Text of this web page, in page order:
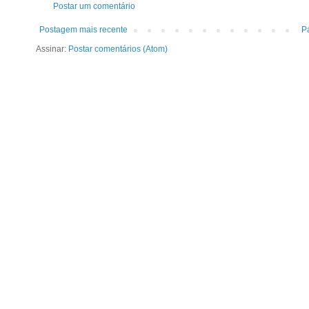
Postar um comentário
Postagem mais recente
Assinar: Postar comentários (Atom)